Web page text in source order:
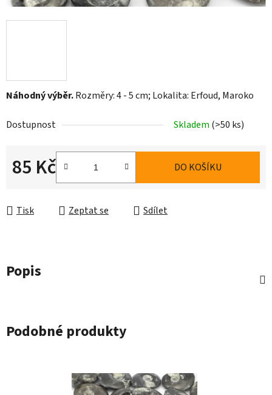
Náhodný výběr.Rozměry: 4 - 5 cm; Lokalita: Erfoud, Maroko
Dostupnost Skladem (>50 ks)
85 Kč
Měrná cena:
DO KOŠÍKU
Tisk Zeptat se Sdílet
Popis
Podobné produkty